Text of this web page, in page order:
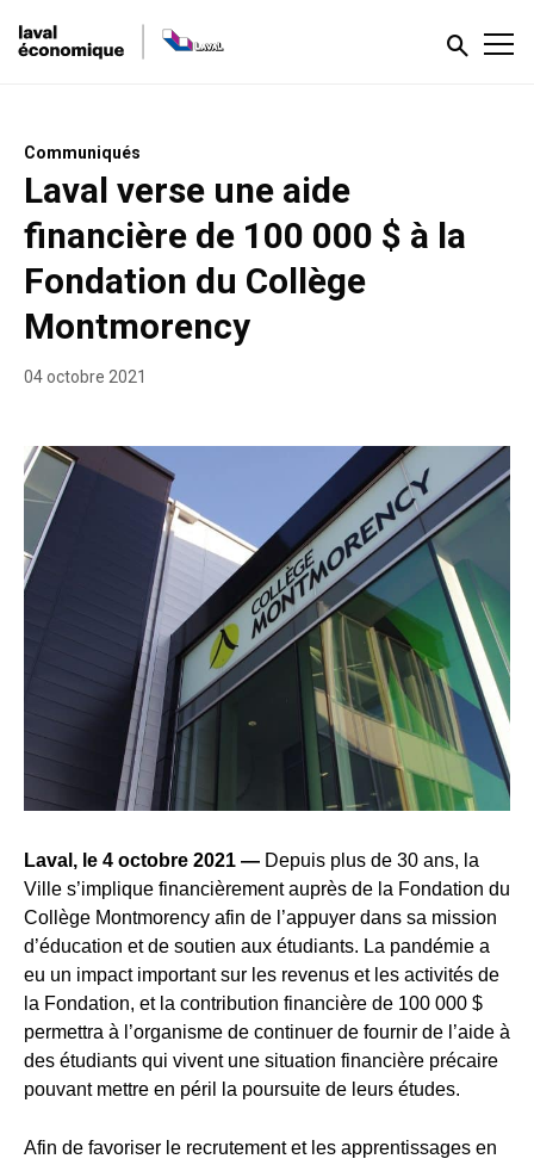
Communiqués
Laval verse une aide
financière de 100 000 $ à la
Fondation du Collège
Montmorency
04 octobre 2021
Laval, le 4 octobre 2021 — Depuis plus de 30 ans, la
Ville s’implique financièrement auprès de la Fondation du
Collège Montmorency afin de l’appuyer dans sa mission
d’éducation et de soutien aux étudiants. La pandémie a
eu un impact important sur les revenus et les activités de
la Fondation, et la contribution financière de 100 000 $
permettra à l’organisme de continuer de fournir de l’aide à
des étudiants qui vivent une situation financière précaire
pouvant mettre en péril la poursuite de leurs études.
Afin de favoriser le recrutement et les apprentissages en